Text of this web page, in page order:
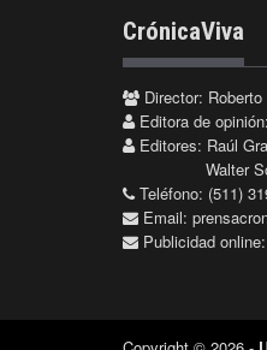
CrónicaViva
Director:
Editora de
Editores: Raúl
Walter
Teléfono: (511)
Email:
Publicidad online: